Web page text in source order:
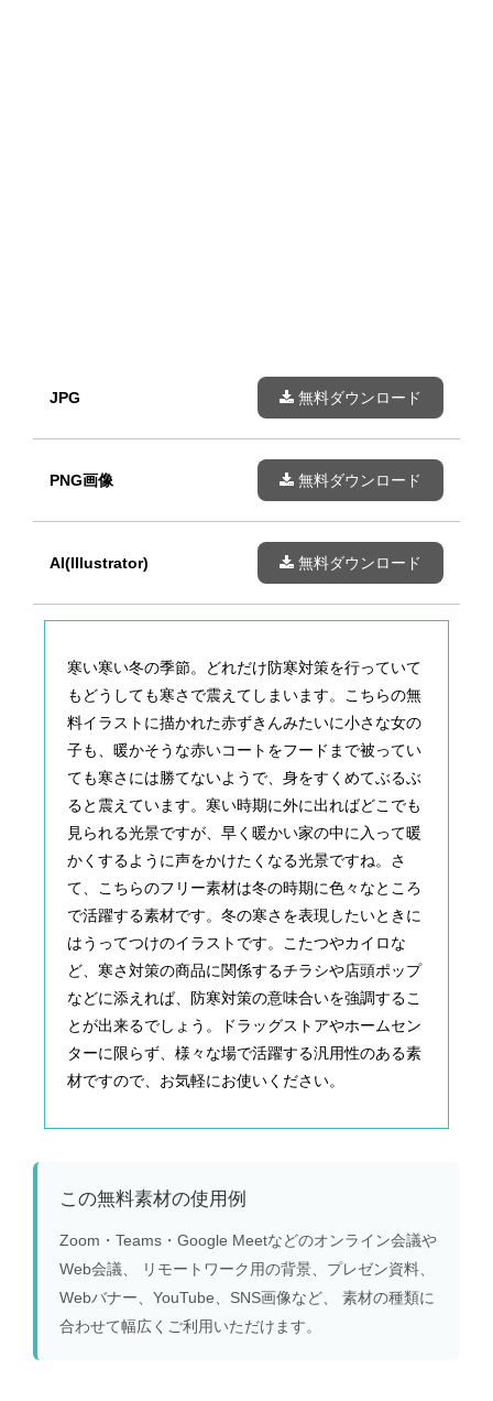
JPG 無料ダウンロード
PNG画像 無料ダウンロード
AI(Illustrator) 無料ダウンロード
寒い寒い冬の季節。どれだけ防寒対策を行っていて
もどうしても寒さで震えてしまいます。こちらの無
料イラストに描かれた赤ずきんみたいに小さな女の
子も、暖かそうな赤いコートをフードまで被ってい
ても寒さには勝てないようで、身をすくめてぶるぶ
ると震えています。寒い時期に外に出ればどこでも
見られる光景ですが、早く暖かい家の中に入って暖
かくするように声をかけたくなる光景ですね。さ
て、こちらのフリー素材は冬の時期に色々なところ
で活躍する素材です。冬の寒さを表現したいときに
はうってつけのイラストです。こたつやカイロな
ど、寒さ対策の商品に関係するチラシや店頭ポップ
などに添えれば、防寒対策の意味合いを強調するこ
とが出来るでしょう。ドラッグストアやホームセン
ターに限らず、様々な場で活躍する汎用性のある素
材ですので、お気軽にお使いください。
この無料素材の使用例
Zoom・Teams・Google Meetなどのオンライン会議や
Web会議、 リモートワーク用の背景、プレゼン資料、
Webバナー、YouTube、SNS画像など、 素材の種類に
合わせて幅広くご利用いただけます。